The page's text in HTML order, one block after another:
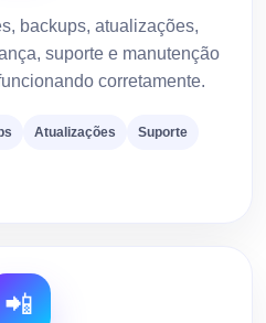
backups, atualizações,
suporte e manutenção
corretamente.
Atualizações Suporte
📲